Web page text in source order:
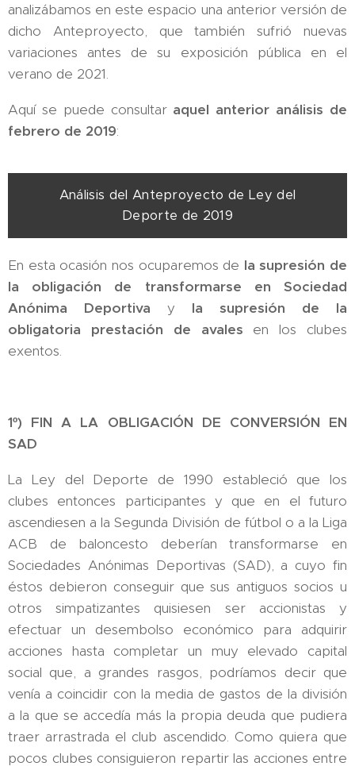
analizábamos en este espacio una anterior versión de
dicho Anteproyecto, que también sufrió nuevas
variaciones antes de su exposición pública en el
verano de 2021.
Aquí se puede consultar aquel anterior análisis de
febrero de 2019:
Análisis del Anteproyecto de Ley del
Deporte de 2019
En esta ocasión nos ocuparemos de la supresión de
la obligación de transformarse en Sociedad
Anónima Deportiva y la supresión de la
obligatoria prestación de avales en los clubes
exentos.
1º) FIN A LA OBLIGACIÓN DE CONVERSIÓN EN
SAD
La Ley del Deporte de 1990 estableció que los
clubes entonces participantes y que en el futuro
ascendiesen a la Segunda División de fútbol o a la Liga
ACB de baloncesto deberían transformarse en
Sociedades Anónimas Deportivas (SAD), a cuyo fin
éstos debieron conseguir que sus antiguos socios u
otros simpatizantes quisiesen ser accionistas y
efectuar un desembolso económico para adquirir
acciones hasta completar un muy elevado capital
social que, a grandes rasgos, podríamos decir que
venía a coincidir con la media de gastos de la división
a la que se accedía más la propia deuda que pudiera
traer arrastrada el club ascendido. Como quiera que
pocos clubes consiguieron repartir las acciones entre